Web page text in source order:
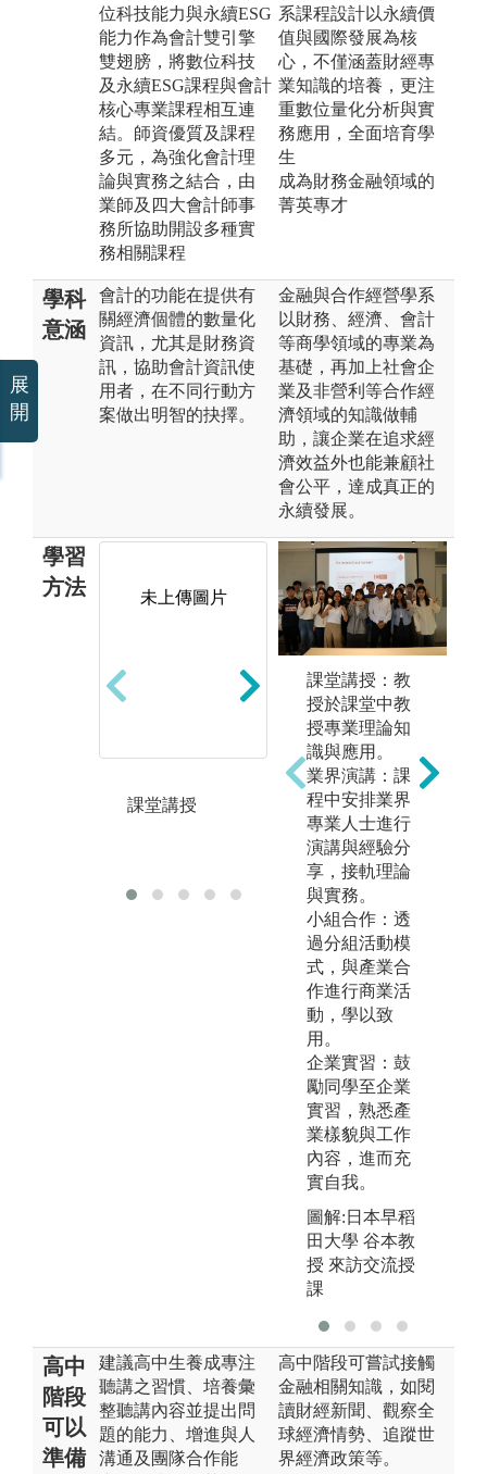
位科技能力與永續ESG
能力作為會計雙引擎
雙翅膀，將數位科技
及永續ESG課程與會計
核心專業課程相互連
結。師資優質及課程
多元，為強化會計理
論與實務之結合，由
業師及四大會計師事
務所協助開設多種實
務相關課程
系課程設計以永續價
值與國際發展為核
心，不僅涵蓋財經專
業知識的培養，更注
重數位量化分析與實
務應用，全面培育學
生
成為財務金融領域的
菁英專才
學科
意涵
會計的功能在提供有
關經濟個體的數量化
資訊，尤其是財務資
訊，協助會計資訊使
用者，在不同行動方
案做出明智的抉擇。
金融與合作經營學系
以財務、經濟、會計
等商學領域的專業為
基礎，再加上社會企
業及非營利等合作經
濟領域的知識做輔
助，讓企業在追求經
濟效益外也能兼顧社
會公平，達成真正的
永續發展。
學習
方法
未上傳圖片
課堂講授
競賽中學習:會
計學數位課程
Google Sheet及
競賽
課堂講授：教
授於課堂中教
授專業理論知
識與應用。
業界演講：課
程中安排業界
專業人士進行
演講與經驗分
享，接軌理論
與實務。
小組合作：透
過分組活動模
式，與產業合
作進行商業活
動，學以致
用。
企業實習：鼓
勵同學至企業
實習，熟悉產
業樣貌與工作
內容，進而充
實自我。
圖解:日本早稻
田大學 谷本教
授 來訪交流授
課
高中
階段
可以
準備
建議高中生養成專注
聽講之習慣、培養彙
整聽講內容並提出問
題的能力、增進與人
溝通及團隊合作能
高中階段可嘗試接觸
金融相關知識，如閱
讀財經新聞、觀察全
球經濟情勢、追蹤世
界經濟政策等。
展
開